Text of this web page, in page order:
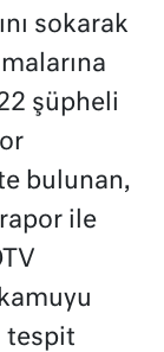
sokarak
şüpheli
bulunan,
ile
tespit